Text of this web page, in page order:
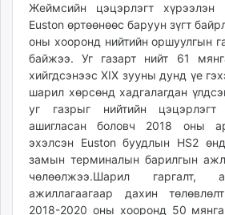
Жеймсийн цэцэрлэгт
Euston өртөөнөөс баруун зүгт
оны хооронд нийтийн оршуулгын
байжээ. Уг газарт нийт 61
хийгдсэнээс XIX зууны дунд үе
шарил хөрсөнд хадгалагдан
уг газрыг нийтийн цэцэрлэгт
ашигласан боловч 2018 оны
эхэлсэн Euston буудлын HS2
замын терминалын барилгын
чөлөөлжээ.Шарил гаргалт,
ажиллагаагаар дахин
2018-2020 оны хооронд 50